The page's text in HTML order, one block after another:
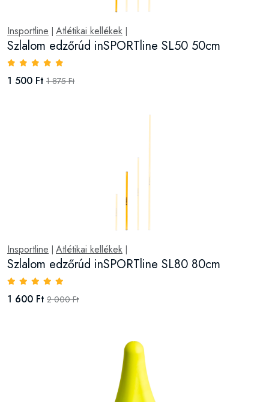
Insportline Atlétikai kellékek
Szlalom edzőrúd inSPORTline SL50 50cm
1 500 Ft 1 875 Ft
Insportline Atlétikai kellékek
Szlalom edzőrúd inSPORTline SL80 80cm
1 600 Ft 2 000 Ft